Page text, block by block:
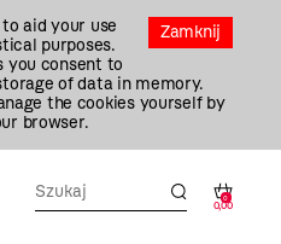
Zamknij
aid your use
purposes.
you consent to
of data in memory.
the cookies yourself by
browser.
0
0,00